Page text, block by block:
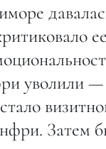
уволили —
Затем